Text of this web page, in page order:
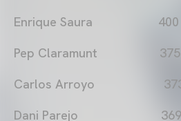
Enrique Saura 400
Pep Claramunt 375
Carlos Arroyo
Dani Parejo 369